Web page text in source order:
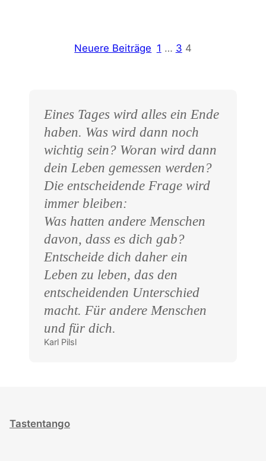
Neuere Beiträge 1 … 3 4
Eines Tages wird alles ein Ende
haben. Was wird dann noch
wichtig sein? Woran wird dann
dein Leben gemessen werden?
Die entscheidende Frage wird
immer bleiben:
Was hatten andere Menschen
davon, dass es dich gab?
Entscheide dich daher ein
Leben zu leben, das den
entscheidenden Unterschied
macht. Für andere Menschen
und für dich.
Karl Pilsl
Tastentango